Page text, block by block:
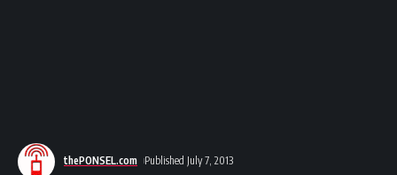
thePONSEL.com Published July 7, 2013